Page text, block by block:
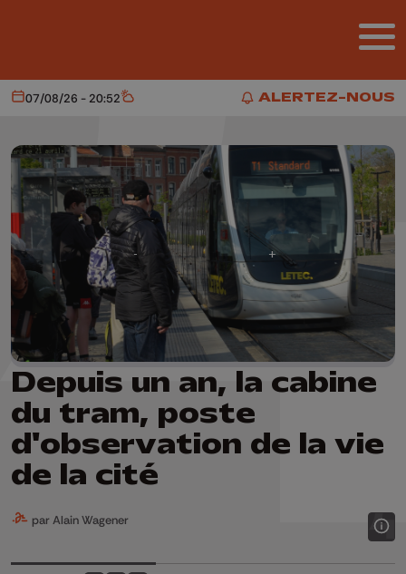
ALERTEZ-NOUS
ALERTEZ-NOUS
Aujourd'hui
07/08/26 - 20:52 Météo
Depuis un an, la cabine
du tram, poste
d'observation de la vie
de la cité
par Alain Wagener